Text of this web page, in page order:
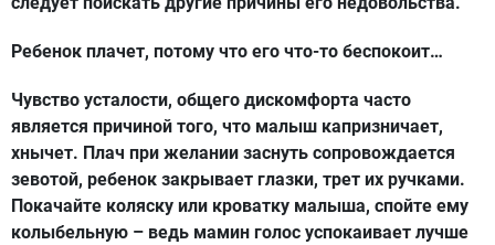
Ребенок плачет, потому что его что-то беспокоит…
Чувство усталости, общего дискомфорта часто
является причиной того, что малыш капризничает,
хнычет. Плач при желании заснуть сопровождается
зевотой, ребенок закрывает глазки, трет их ручками.
Покачайте коляску или кроватку малыша, спойте ему
колыбельную – ведь мамин голос успокаивает лучше